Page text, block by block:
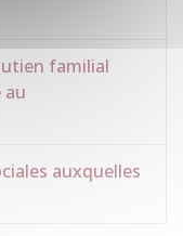
familial
au
auxquelles